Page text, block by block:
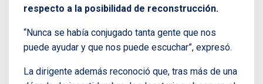
respecto a la posibilidad de reconstrucción.
“Nunca se había conjugado tanta gente que nos
puede ayudar y que nos puede escuchar”, expresó.
La dirigente además reconoció que, tras más de una